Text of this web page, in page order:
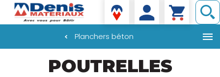
Denis matériaux
Planchers béton
POUTRELLES